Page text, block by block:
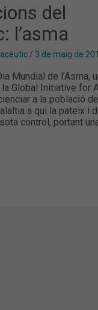
del
l’asma
/ 3 de maig de
Mundial de l’Asma,
Global Initiative for
a la població
a qui la pateix i
control, portant